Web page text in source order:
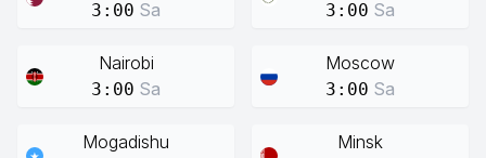
3:00 Sa 3:00 Sa
Nairobi
3:00 Sa
Moscow
3:00 Sa
Mogadishu Minsk